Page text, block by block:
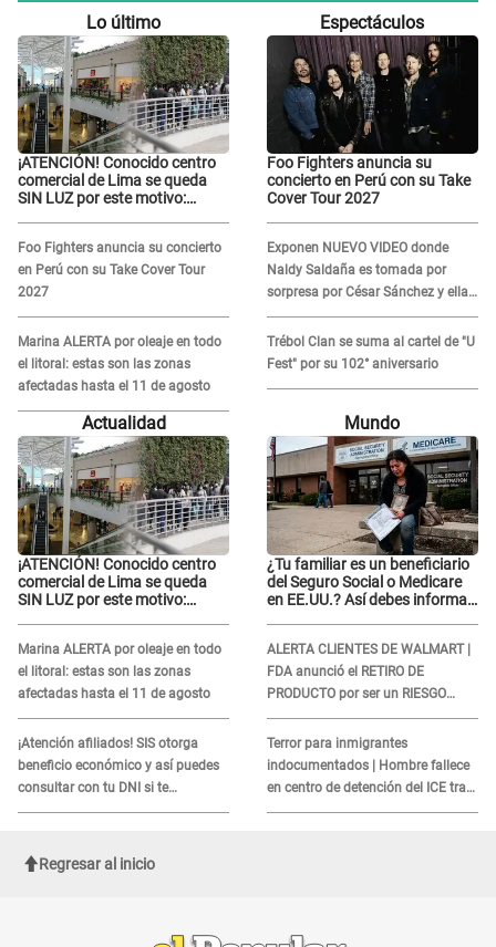
Lo último
¡ATENCIÓN! Conocido centro
comercial de Lima se queda
SIN LUZ por este motivo:
Foo Fighters anuncia su concierto
en Perú con su Take Cover Tour
2027
Marina ALERTA por oleaje en todo
el litoral: estas son las zonas
afectadas hasta el 11 de agosto
Espectáculos
Foo Fighters anuncia su
concierto en Perú con su Take
Cover Tour 2027
Exponen NUEVO VIDEO donde
Naldy Saldaña es tomada por
sorpresa por César Sánchez y ella
evidencia su REACCIÓN: Le agarró
la mano
Trébol Clan se suma al cartel de "U
Fest" por su 102° aniversario
Actualidad
¡ATENCIÓN! Conocido centro
comercial de Lima se queda
SIN LUZ por este motivo:
Marina ALERTA por oleaje en todo
el litoral: estas son las zonas
afectadas hasta el 11 de agosto
¡Atención afiliados! SIS otorga
beneficio económico y así puedes
consultar con tu DNI si te
corresponde
Mundo
¿Tu familiar es un beneficiario
del Seguro Social o Medicare
en EE.UU.? Así debes informar
ALERTA CLIENTES DE WALMART |
FDA anunció el RETIRO DE
PRODUCTO por ser un RIESGO
MORTAL para consumidores: ¿Cuál
es?
Terror para inmigrantes
indocumentados | Hombre fallece
en centro de detención del ICE tras
sufrir una "emergencia médica"
Regresar al inicio